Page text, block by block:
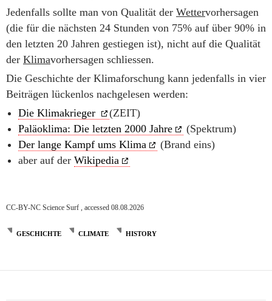
Jedenfalls sollte man von Qualität der Wettervorhersagen
(die für die nächsten 24 Stunden von 75% auf über 90% in
den letzten 20 Jahren gestiegen ist), nicht auf die Qualität
der Klimavorhersagen schliessen.
Die Geschichte der Klimaforschung kann jedenfalls in vier
Beiträgen lückenlos nachgelesen werden:
Die Klimakrieger
(ZEIT)
Paläoklima: Die letzten 2000 Jahre
(Spektrum)
Der lange Kampf ums Klima
(Brand eins)
aber auf der Wikipedia
CC-BY-NC Science Surf , accessed 08.08.2026
GESCHICHTE CLIMATE HISTORY